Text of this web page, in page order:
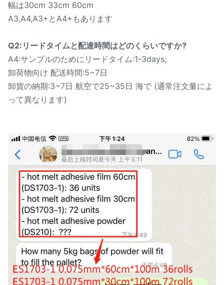
幅は30cm 33cm 60cm
A3,A4,A3+とA4+もあります
Q2:リードタイムと配達時間はどのくらいですか?
A4:サンプルのためにリードタイム:1-3days;
卸荷物向け 配送時間:5~7日
卸貨の納期:3~7日 航空で25~35日 海で (通常注文量によ
って異なります)